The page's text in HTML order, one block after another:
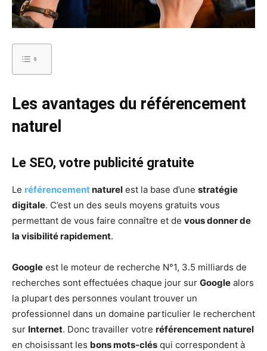
Les avantages du référencement
naturel
Le SEO, votre publicité gratuite
Le référencementnaturel est la base d’une stratégie
digitale. C’est un des seuls moyens gratuits vous
permettant de vous faire connaître et de vous donner de
la visibilité rapidement.
Google est le moteur de recherche N°1, 3.5 milliards de
recherches sont effectuées chaque jour sur Google alors
la plupart des personnes voulant trouver un
professionnel dans un domaine particulier le recherchent
sur Internet. Donc travailler votre référencement naturel
en choisissant les bons mots-clés qui correspondent à